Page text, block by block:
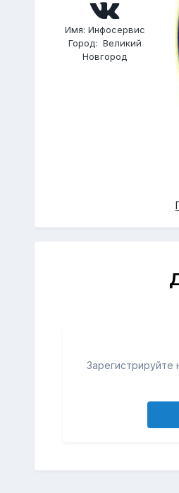
Имя: Инфосервис
Город: Великий
Новгород